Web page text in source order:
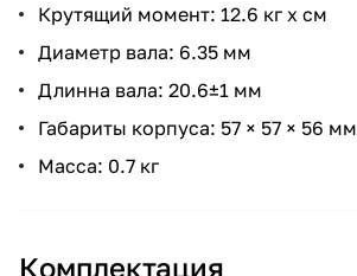
Крутящий момент: 12.6 кг x см
Диаметр вала: 6.35 мм
Длинна вала: 20.6±1 мм
Габариты корпуса: 57 × 57 × 56 мм
Масса: 0.7 кг
Комплектация